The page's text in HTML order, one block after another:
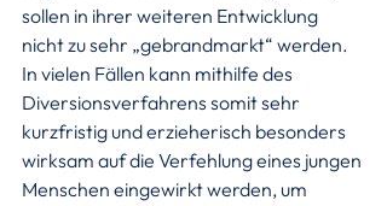
sollen in ihrer weiteren Entwicklung
nicht zu sehr „gebrandmarkt“ werden.
In vielen Fällen kann mithilfe des
Diversionsverfahrens somit sehr
kurzfristig und erzieherisch besonders
wirksam auf die Verfehlung eines jungen
Menschen eingewirkt werden, um